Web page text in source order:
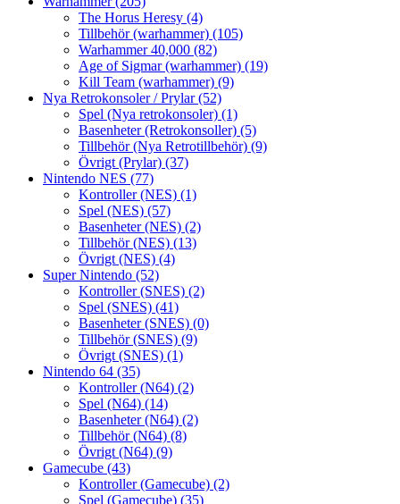
The Horus Heresy (4)
Tillbehör (warhammer) (105)
Warhammer 40,000 (82)
Age of Sigmar (warhammer) (19)
Kill Team (warhammer) (9)
Nya Retrokonsoler / Prylar(52)
Spel (Nya retrokonsoler) (1)
Basenheter (Retrokonsoller) (5)
Tillbehör (Nya Retrotillbehör) (9)
Övrigt (Prylar) (37)
Nintendo NES (77)
Kontroller (NES) (1)
Spel (NES) (57)
Basenheter (NES) (2)
Tillbehör (NES) (13)
Övrigt (NES) (4)
Super Nintendo (52)
Kontroller (SNES) (2)
Spel (SNES) (41)
Basenheter (SNES) (0)
Tillbehör (SNES) (9)
Övrigt (SNES) (1)
Nintendo 64 (35)
Kontroller (N64) (2)
Spel (N64) (14)
Basenheter (N64) (2)
Tillbehör (N64) (8)
Övrigt (N64) (9)
Gamecube (43)
Kontroller (Gamecube) (2)
Spel (Gamecube) (35)